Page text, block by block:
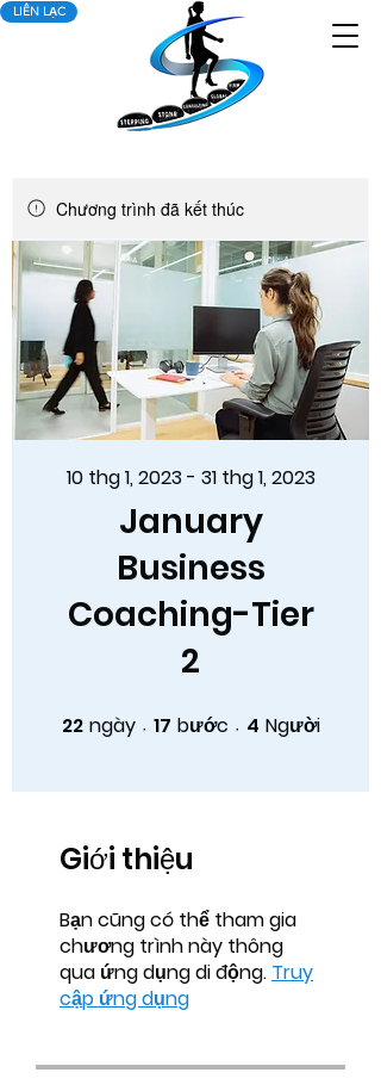
LIÊN LẠC
Chương trình đã kết thúc
January
Business
Coaching-Tier
2
10 thg 1, 2023 - 31 thg 1, 2023
22 ngày22 ngày
17 bước 17 bước
4 Người4 Người
Giới thiệu
Bạn cũng có thể tham gia
chương trình này thông
qua ứng dụng di động. Truy
cập ứng dụng